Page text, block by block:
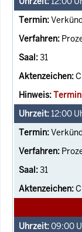
31
12:00
31
09:00